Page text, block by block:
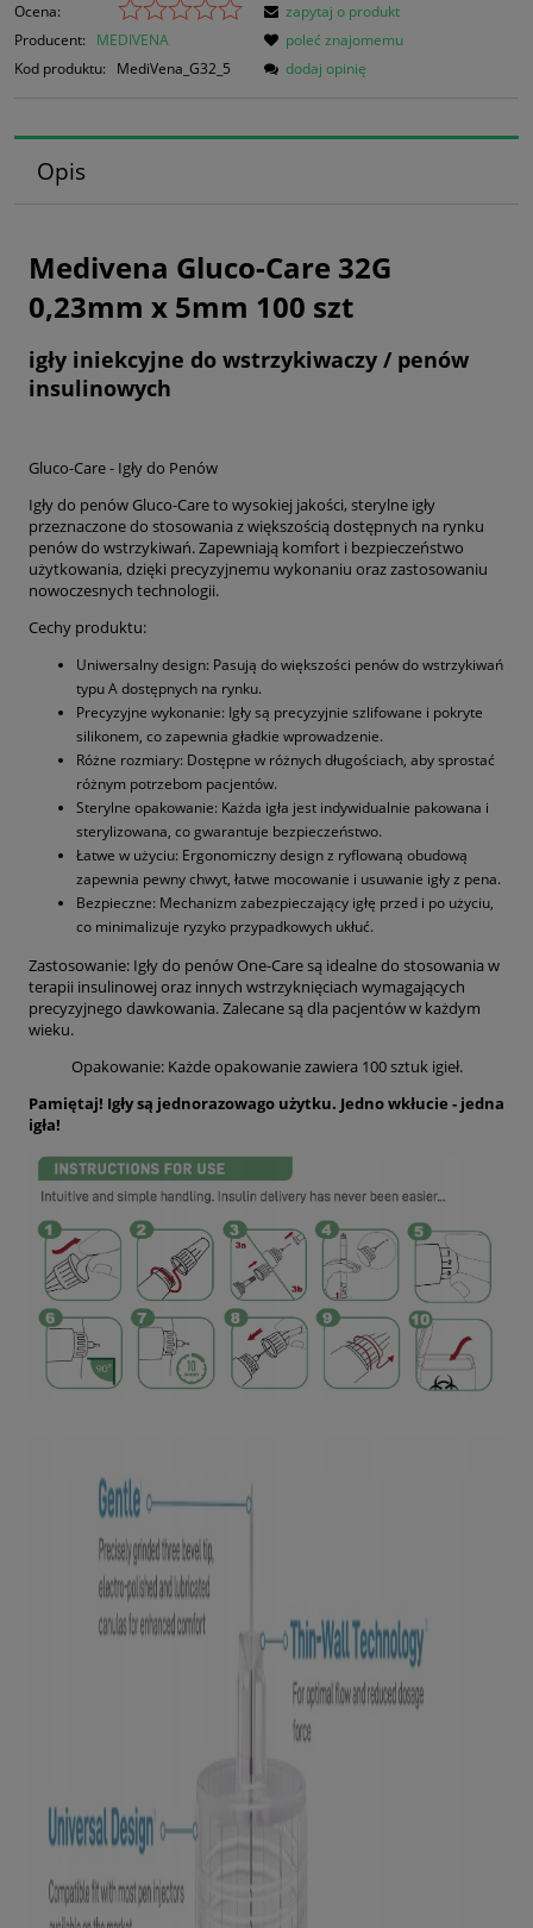
Ocena:
Producent:
MEDIVENA
Kod produktu:
MediVena_G32_5
zapytaj o produkt
poleć znajomemu
dodaj opinię
Opis
Medivena Gluco-Care 32G
0,23mm x 5mm 100 szt
igły iniekcyjne do wstrzykiwaczy / penów
insulinowych
Gluco-Care - Igły do Penów
Igły do penów Gluco-Care to wysokiej jakości, sterylne igły
przeznaczone do stosowania z większością dostępnych na rynku
penów do wstrzykiwań. Zapewniają komfort i bezpieczeństwo
użytkowania, dzięki precyzyjnemu wykonaniu oraz zastosowaniu
nowoczesnych technologii.
Cechy produktu:
Uniwersalny design: Pasują do większości penów do wstrzykiwań
typu A dostępnych na rynku.
Precyzyjne wykonanie: Igły są precyzyjnie szlifowane i pokryte
silikonem, co zapewnia gładkie wprowadzenie.
Różne rozmiary: Dostępne w różnych długościach, aby sprostać
różnym potrzebom pacjentów.
Sterylne opakowanie: Każda igła jest indywidualnie pakowana i
sterylizowana, co gwarantuje bezpieczeństwo.
Łatwe w użyciu: Ergonomiczny design z ryflowaną obudową
zapewnia pewny chwyt, łatwe mocowanie i usuwanie igły z pena.
Bezpieczne: Mechanizm zabezpieczający igłę przed i po użyciu,
co minimalizuje ryzyko przypadkowych ukłuć.
Zastosowanie: Igły do penów One-Care są idealne do stosowania w
terapii insulinowej oraz innych wstrzyknięciach wymagających
precyzyjnego dawkowania. Zalecane są dla pacjentów w każdym
wieku.
Opakowanie: Każde opakowanie zawiera 100 sztuk igieł.
Pamiętaj! Igły są jednorazowago użytku. Jedno wkłucie - jedna
igła!